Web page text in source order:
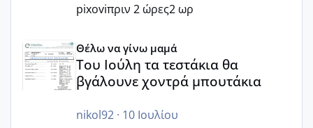
pixoviπριν 2 ώρες2 ωρ
Θέλω να γίνω μαμά
Του Ιούλη τα τεστάκια θα
βγάλουνε χοντρά μπουτάκια
nikol92· 10 Ιουλίου